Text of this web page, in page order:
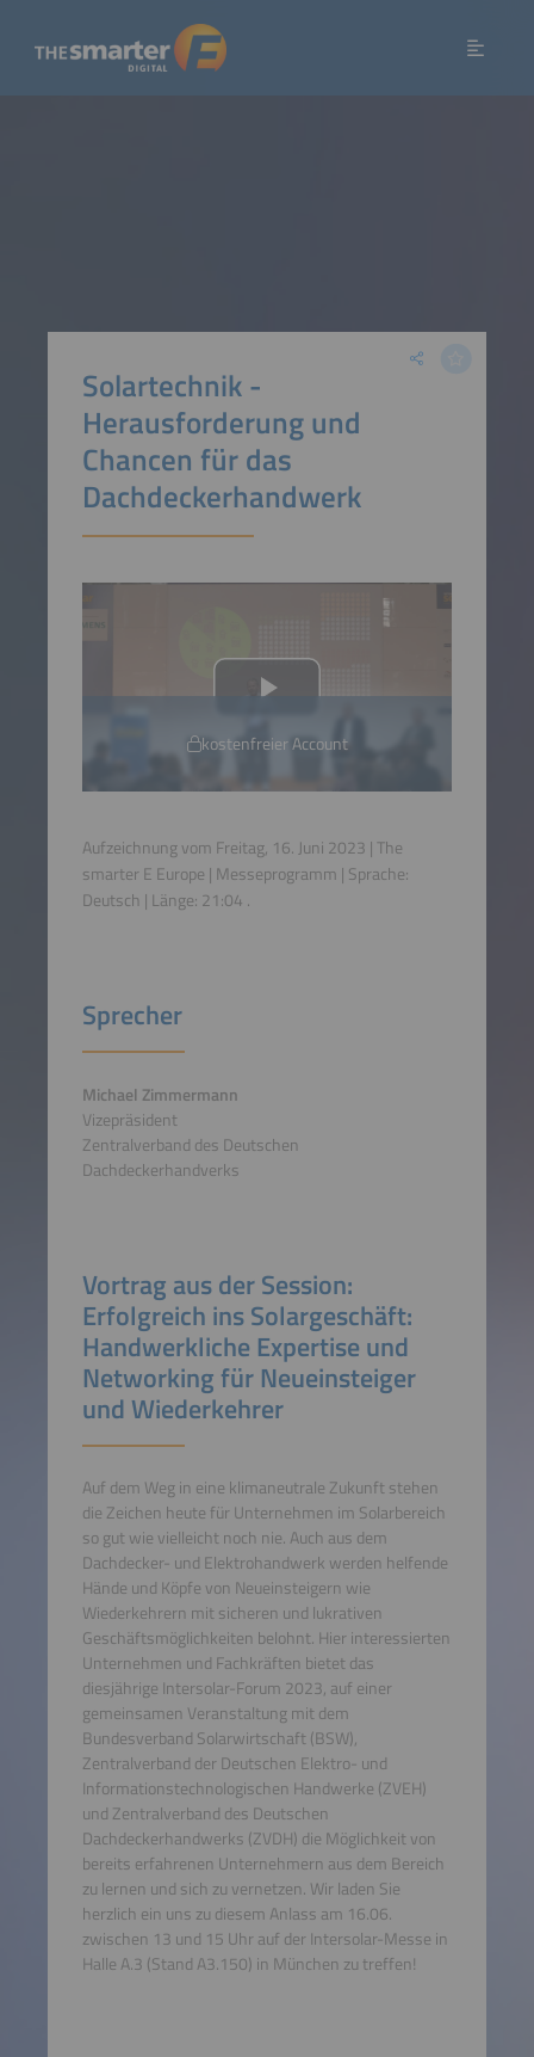
Solartechnik -
Herausforderung und
Chancen für das
Dachdeckerhandwerk
kostenfreier Account
Aufzeichnung vom Freitag, 16. Juni 2023 | The
smarter E Europe | Messeprogramm | Sprache:
Deutsch | Länge: 21:04 .
Sprecher
Michael Zimmermann
Vizepräsident
Zentralverband des Deutschen
Dachdeckerhandverks
Vortrag aus der Session:
Erfolgreich ins Solargeschäft:
Handwerkliche Expertise und
Networking für Neueinsteiger
und Wiederkehrer
Auf dem Weg in eine klimaneutrale Zukunft stehen
die Zeichen heute für Unternehmen im Solarbereich
so gut wie vielleicht noch nie. Auch aus dem
Dachdecker- und Elektrohandwerk werden helfende
Hände und Köpfe von Neueinsteigern wie
Wiederkehrern mit sicheren und lukrativen
Geschäftsmöglichkeiten belohnt. Hier interessierten
Unternehmen und Fachkräften bietet das
diesjährige Intersolar-Forum 2023, auf einer
gemeinsamen Veranstaltung mit dem
Bundesverband Solarwirtschaft (BSW),
Zentralverband der Deutschen Elektro- und
Informationstechnologischen Handwerke (ZVEH)
und Zentralverband des Deutschen
Dachdeckerhandwerks (ZVDH) die Möglichkeit von
bereits erfahrenen Unternehmern aus dem Bereich
zu lernen und sich zu vernetzen. Wir laden Sie
herzlich ein uns zu diesem Anlass am 16.06.
zwischen 13 und 15 Uhr auf der Intersolar-Messe in
Halle A.3 (Stand A3.150) in München zu treffen!